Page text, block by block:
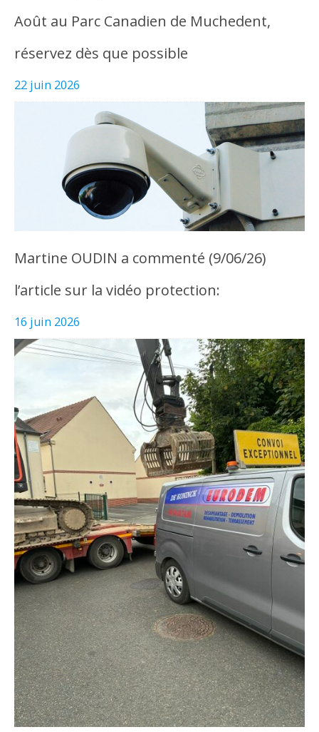
Août au Parc Canadien de Muchedent,
réservez dès que possible
22 juin 2026
Martine OUDIN a commenté (9/06/26)
l’article sur la vidéo protection:
16 juin 2026